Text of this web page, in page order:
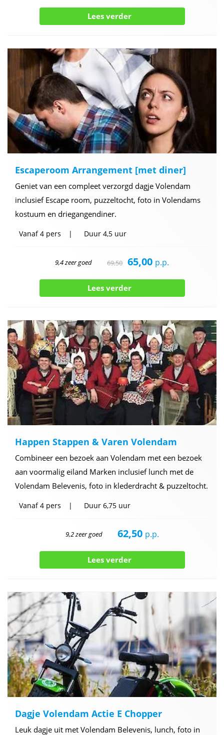
Lees verder
Escaperoom Arrangement [met diner]
Geniet van een compleet verzorgd dagje Volendam
inclusief Escape room, puzzeltocht, foto in Volendams
kostuum en driegangendiner.
Vanaf4 pers Duur 4,5 uur
9,4 zeer goed 69,50 65,00 p.p.
Lees verder
Happen Stappen & Varen Volendam
Combineer een bezoek aan Volendam met een bezoek
aan voormalig eiland Marken inclusief lunch met de
Volendam Belevenis, foto in klederdracht & puzzeltocht.
Vanaf4 pers Duur 6,75 uur
9,2 zeer goed 62,50 p.p.
Lees verder
Dagje Volendam Actie E Chopper
Leuk dagje uit met Volendam Belevenis, lunch, foto in